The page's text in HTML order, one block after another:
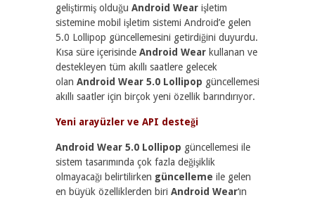
geliştirmiş olduğu Android Wear işletim
sistemine mobil işletim sistemi Android’e gelen
5.0 Lollipop güncellemesini getirdiğini duyurdu.
Kısa süre içerisinde Android Wear kullanan ve
destekleyen tüm akıllı saatlere gelecek
olan Android Wear 5.0 Lollipop güncellemesi
akıllı saatler için birçok yeni özellik barındırıyor.
Yeni arayüzler ve API desteği
Android Wear 5.0 Lollipop güncellemesi ile
sistem tasarımında çok fazla değişiklik
olmayacağı belirtilirken güncelleme ile gelen
en büyük özelliklerden biri Android Wear‘ın